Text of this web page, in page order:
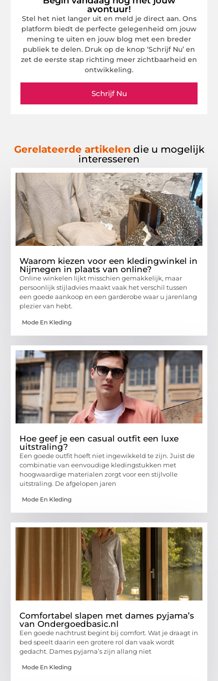
avontuur!
Stel het niet langer uit en meld je direct aan. Ons
platform biedt de perfecte gelegenheid om jouw
mening te uiten en jouw blog met een breder
publiek te delen. Druk op de knop ‘Schrijf Nu’ en
zet de eerste stap richting meer zichtbaarheid en
ontwikkeling.
Schrijf Nu
Gerelateerde artikelen die u mogelijk
interesseren
Waarom kiezen voor een kledingwinkel in
Nijmegen in plaats van online?
Online winkelen lijkt misschien gemakkelijk, maar
persoonlijk stijladvies maakt vaak het verschil tussen
een goede aankoop en een garderobe waar u jarenlang
plezier van hebt.
Mode En Kleding
Hoe geef je een casual outfit een luxe
uitstraling?
Een goede outfit hoeft niet ingewikkeld te zijn. Juist de
combinatie van eenvoudige kledingstukken met
hoogwaardige materialen zorgt voor een stijlvolle
uitstraling. De afgelopen jaren
Mode En Kleding
Comfortabel slapen met dames pyjama’s
van Ondergoedbasic.nl
Een goede nachtrust begint bij comfort. Wat je draagt in
bed speelt daarin een grotere rol dan vaak wordt
gedacht. Dames pyjama’s zijn allang niet
Mode En Kleding